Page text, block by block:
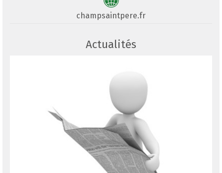
champsaintpere.fr
Actualités